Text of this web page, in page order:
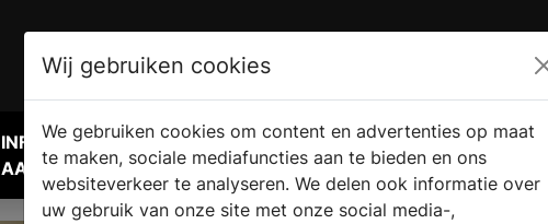
INFORMATIE
AANVRAGEN
VERKOOPLOCATIE
VINDEN
WEBSHOP
Wij gebruiken cookies
We gebruiken cookies om content en advertenties op maat
te maken, sociale mediafuncties aan te bieden en ons
websiteverkeer te analyseren. We delen ook informatie over
uw gebruik van onze site met onze social media-,